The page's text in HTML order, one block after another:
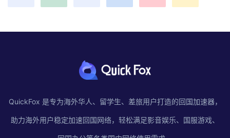
QuickFox 是专为海外华人、留学生、差旅用户打造的回国加速器，
助力海外用户稳定加速回国网络，轻松满足影音娱乐、国服游戏、